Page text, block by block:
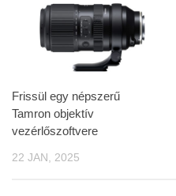
Frissül egy népszerű
Tamron objektív
vezérlőszoftvere
22 JAN, 2025